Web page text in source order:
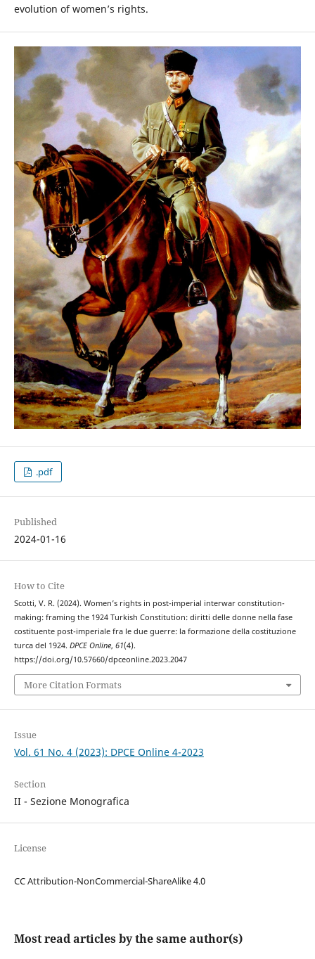
evolution of women’s rights.
.pdf
Published
2024-01-16
How to Cite
Scotti, V. R. (2024). Women’s rights in post-imperial interwar constitution-
making: framing the 1924 Turkish Constitution: diritti delle donne nella fase
costituente post-imperiale fra le due guerre: la formazione della costituzione
turca del 1924. DPCE Online, 61(4).
https://doi.org/10.57660/dpceonline.2023.2047
More Citation Formats
Issue
Vol. 61 No. 4 (2023): DPCE Online 4-2023
Section
II - Sezione Monografica
License
CC Attribution-NonCommercial-ShareAlike 4.0
Most read articles by the same author(s)